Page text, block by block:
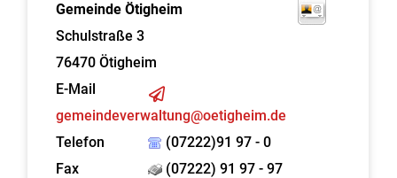
Gemeinde Ötigheim
Schulstraße 3
76470 Ötigheim
E-Mail
gemeindeverwaltung@oetigheim.de
Telefon
(07222)91 97 - 0
Fax
(07222) 91 97 - 97